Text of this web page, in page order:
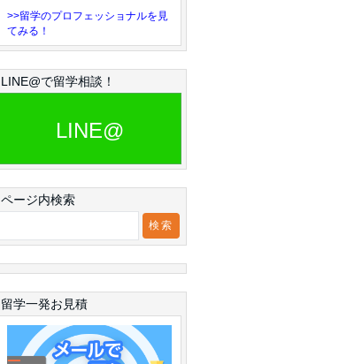
>>留学のプロフェッショナルを見
てみる！
LINE@で留学相談！
LINE@
ページ内検索
留学一発お見積